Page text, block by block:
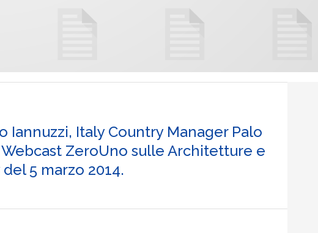
Italy Country Manager Palo
ZeroUno sulle Architetture e
5 marzo 2014.